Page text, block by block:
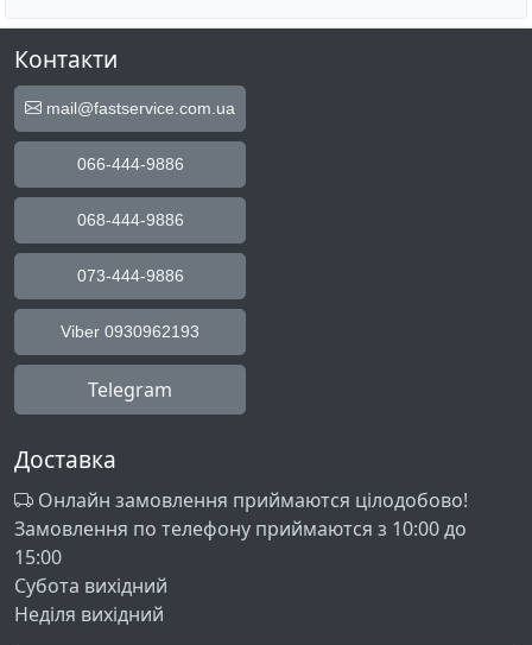
Контакти
mail@fastservice.com.ua
066-444-9886
068-444-9886
073-444-9886
Viber 0930962193
Telegram
Доставка
Онлайн замовлення приймаются цілодобово!
Замовлення по телефону приймаются з 10:00 до
15:00
Субота вихідний
Неділя вихідний